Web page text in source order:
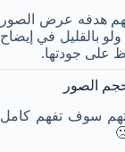
هدفه عرض الصور
بالقليل في إيضاح
على جودتها.
إن علمتهم سوف تفهم كامل